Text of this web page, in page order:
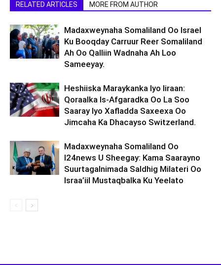
RELATED ARTICLES MORE FROM AUTHOR
Madaxweynaha Somaliland Oo Israel
Ku Booqday Carruur Reer Somaliland
Ah Oo Qalliin Wadnaha Ah Loo
Sameeyay.
Heshiiska Maraykanka Iyo Iiraan:
Qoraalka Is-Afgaradka Oo La Soo
Saaray Iyo Xafladda Saxeexa Oo
Jimcaha Ka Dhacayso Switzerland.
Madaxweynaha Somaliland Oo
I24news U Sheegay: Kama Saarayno
Suurtagalnimada Saldhig Milateri Oo
Israa’iil Mustaqbalka Ku Yeelato